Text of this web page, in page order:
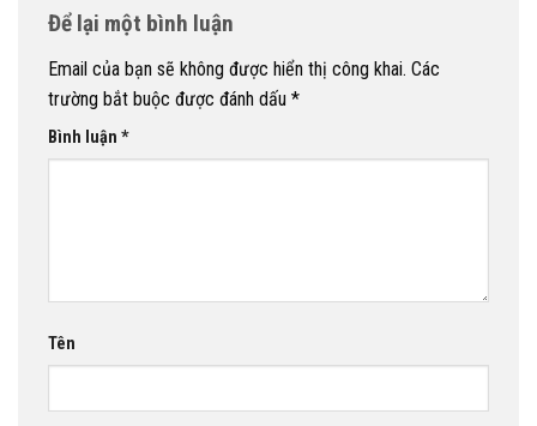
Để lại một bình luận
Email của bạn sẽ không được hiển thị công khai. Các
trường bắt buộc được đánh dấu *
Bình luận *
Tên